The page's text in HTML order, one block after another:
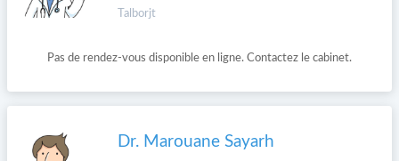
Talborjt
Pas de rendez-vous disponible en ligne. Contactez le cabinet.
Dr. Marouane Sayarh